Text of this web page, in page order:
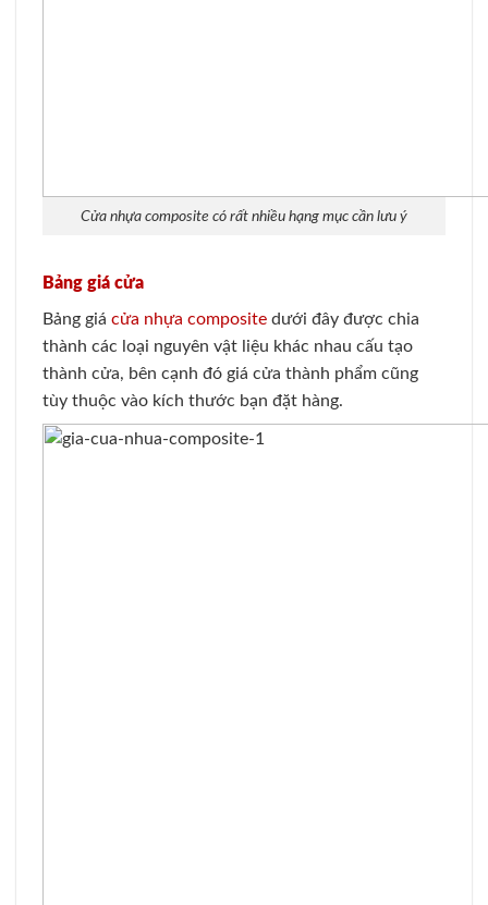
Cửa nhựa composite có rất nhiều hạng mục cần lưu ý
Bảng giá cửa
Bảng giá cửa nhựa composite dưới đây được chia
thành các loại nguyên vật liệu khác nhau cấu tạo
thành cửa, bên cạnh đó giá cửa thành phẩm cũng
tùy thuộc vào kích thước bạn đặt hàng.